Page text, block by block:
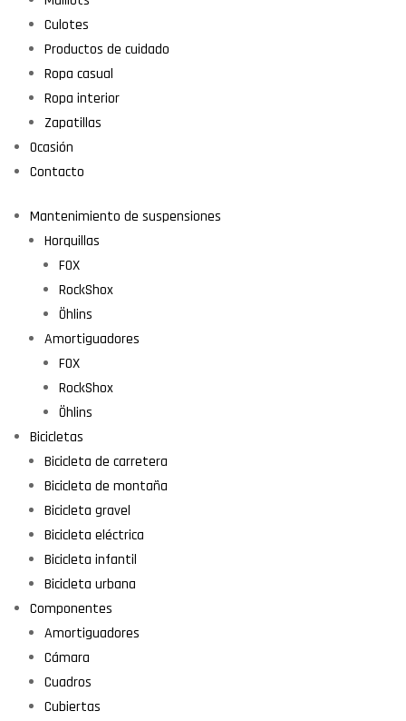
Culotes
Productos de cuidado
Ropa casual
Ropa interior
Zapatillas
Ocasión
Contacto
Mantenimiento de suspensiones
Horquillas
FOX
RockShox
Öhlins
Amortiguadores
FOX
RockShox
Öhlins
Bicicletas
Bicicleta de carretera
Bicicleta de montaña
Bicicleta gravel
Bicicleta eléctrica
Bicicleta infantil
Bicicleta urbana
Componentes
Amortiguadores
Cámara
Cuadros
Cubiertas